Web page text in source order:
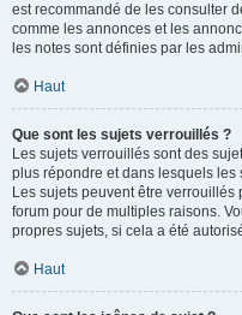
est recommandé de les consulter
comme les annonces et les
les notes sont définies par les
Haut
Que sont les sujets verrouillés ?
Les sujets verrouillés sont des
plus répondre et dans lesquels
Les sujets peuvent être
forum pour de multiples raisons.
propres sujets, si cela a été
Haut